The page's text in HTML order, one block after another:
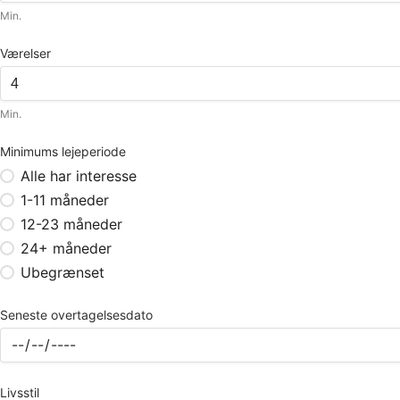
Min.
Værelser
Min.
Minimums lejeperiode
Alle har interesse
1-11 måneder
12-23 måneder
24+ måneder
Ubegrænset
Seneste overtagelsesdato
Livsstil